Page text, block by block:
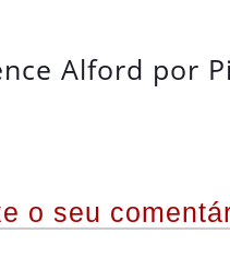
Alford por
o seu